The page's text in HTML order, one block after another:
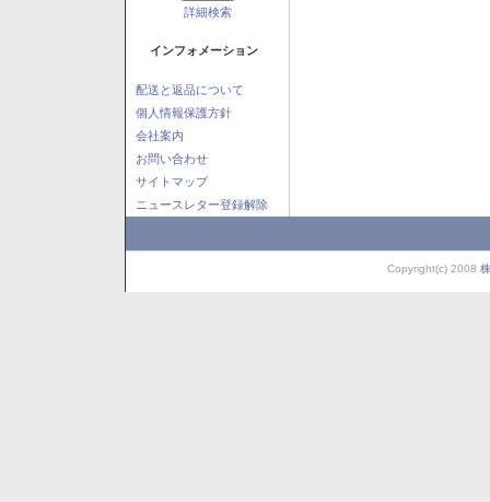
詳細検索
インフォメーション
配送と返品について
個人情報保護方針
会社案内
お問い合わせ
サイトマップ
ニュースレター登録解除
Copyright(c) 2008